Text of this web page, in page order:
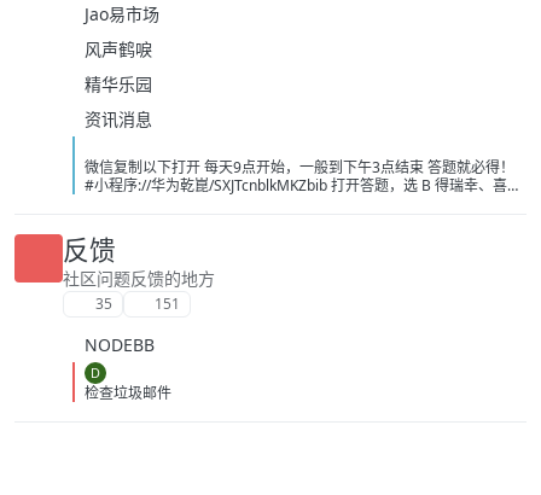
Jao易市场
风声鹤唳
精华乐园
资讯消息
微信复制以下打开 每天9点开始，一般到下午3点结束 答题就必得！
#小程序://华为乾崑/SXJTcnblkMKZbib 打开答题，选 B 得瑞幸、喜茶
1786139243743_%E5%BE%AE%E4%BF%A1%E5%9B%BE%E7%89
%87_20260807104021_214_208.jpg] [image:
1786139251697_%E5%BE%AE%E4%BF%A1%E5%9B%BE%E7%89
%87_20260807101326_13_1581.png] [image:
1786139249056_%E5%BE%AE%E4%BF%A1%E5%9B%BE%E7%89
反馈
社区问题反馈的地方
35 151
NODEBB
D
检查垃圾邮件